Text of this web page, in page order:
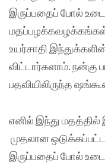
இருப்பதைப் போல்
மதப்பழக்கவழக்கங்கள்
உயர்சாதி
விட்டார்களாம். நன்கு
பதவியிலிருந்த
எனில் இந்து
முதலான
இருப்பதைப் போல்